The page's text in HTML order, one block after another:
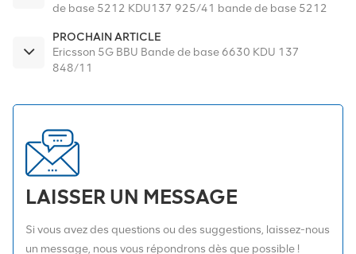
de base 5212 KDU137 925/41 bande de base 5212
PROCHAIN ARTICLE
Ericsson 5G BBU Bande de base 6630 KDU 137
848/11
LAISSER UN MESSAGE
Si vous avez des questions ou des suggestions, laissez-nous
un message, nous vous répondrons dès que possible !